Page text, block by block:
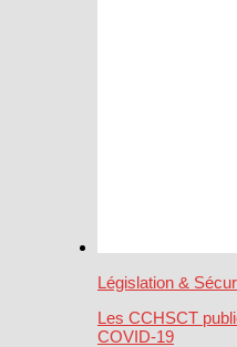
Législation &
Les CCHSCT
COVID-19